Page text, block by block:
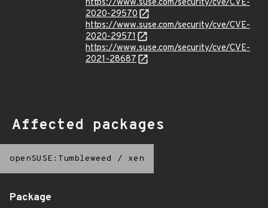
https://www.suse.com/security/cve/CVE-
2020-29570
https://www.suse.com/security/cve/CVE-
2020-29571
https://www.suse.com/security/cve/CVE-
2021-28687
Affected packages
openSUSE:Tumbleweed / xen
Package